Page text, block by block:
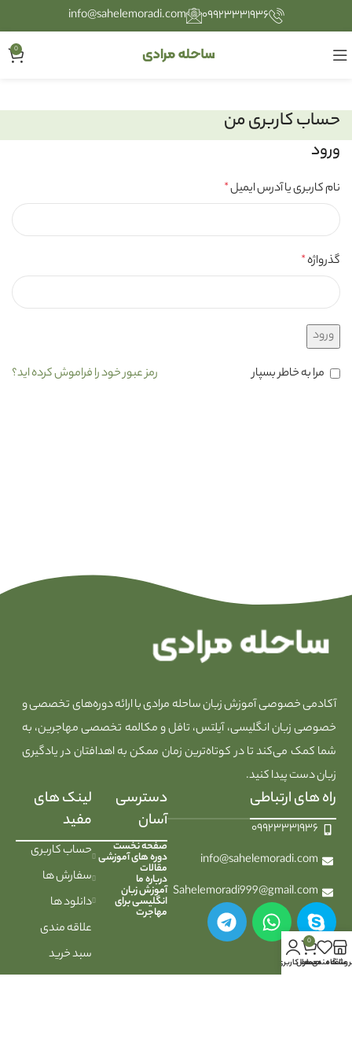
۰۹۹۲۳۳۳۱۹۳۶ info@sahelemoradi.com
0
حساب کاربری من
ورود
نام کاربری یا آدرس ایمیل*
گذرواژه*
ورود
رمز عبور خود را فراموش کرده اید؟
مرا به خاطر بسپار
آکادمی خصوصی آموزش زبان ساحله مرادی با ارائه دوره‌های تخصصی و
خصوصی زبان انگلیسی، آیلتس، تافل و مکالمه تخصصی مهاجرین، به
شما کمک می‌کند تا در کوتاه‌ترین زمان ممکن به اهدافتان در یادگیری
زبان دست پیدا کنید.
راه های ارتباطی
۰۹۹۲۳۳۳۱۹۳۶
info@sahelemoradi.com
Sahelemoradi999@gmail.com
دسترسی
آسان
صفحه نخست
دوره های آموزشی
مقالات
درباره ما
آموزش زبان
انگلیسی برای
مهاجرت
لینک های
مفید
حساب کاربری
سفارش ها
دانلود ها
علاقه مندی
سبد خرید
حریم خصوصی
علاقه مندی ها
0
محصول
حساب کاربری من